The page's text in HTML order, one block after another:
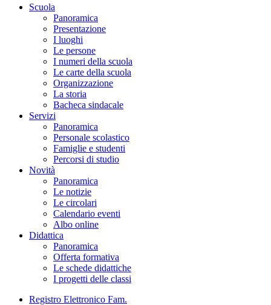
Scuola
Panoramica
Presentazione
I luoghi
Le persone
I numeri della scuola
Le carte della scuola
Organizzazione
La storia
Bacheca sindacale
Servizi
Panoramica
Personale scolastico
Famiglie e studenti
Percorsi di studio
Novità
Panoramica
Le notizie
Le circolari
Calendario eventi
Albo online
Didattica
Panoramica
Offerta formativa
Le schede didattiche
I progetti delle classi
Registro Elettronico Fam.